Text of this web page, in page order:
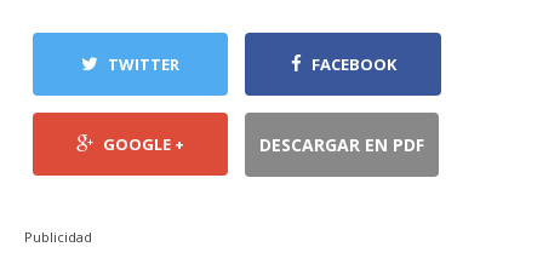
TWITTER FACEBOOK
GOOGLE + DESCARGAR EN PDF
Publicidad